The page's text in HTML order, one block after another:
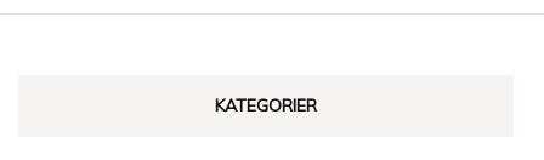
KATEGORIER